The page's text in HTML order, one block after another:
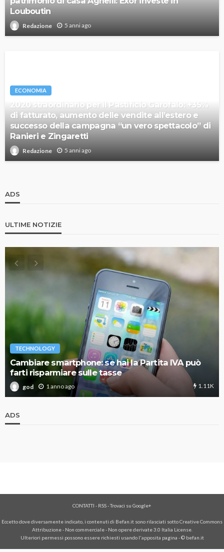
Louboutin
Redazione 5 anni ago
ECONOMIA
2020 straordinario per il Pastificio Garofalo: +35%
di fatturato, aumento delle vendite all’estero e
successo della campagna “un vero spettacolo” di
Ranieri e Zingaretti
Redazione 5 anni ago
ADS
ULTIME NOTIZIE
TECHNOLOGY
Cambiare smartphone: se hai la Partita IVA può
farti risparmiare sulle tasse
god 1 anno ago 1.11K
ADS
CONTATTI - RSS-Trovaci su Google+
Eccetto dove diversamente indicato, i contenuti di Befan.it sono rilasciati sotto Creative Commons
Attribuzione - Non commerciale - Non opere derivate 3.0 Italia License.
Ulteriori permessi possono essere richiesti usando l'apposita pagina - © befan.it